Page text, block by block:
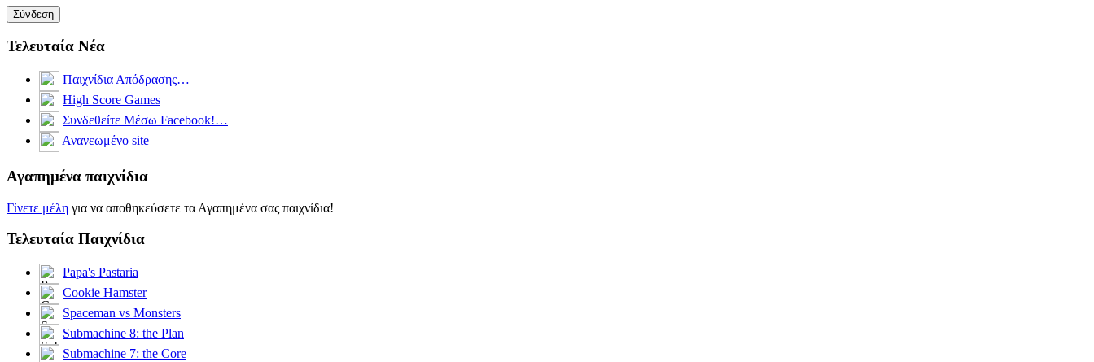
Τελευταία Νέα
Παιχνίδια Απόδρασης…
High Score Games
Συνδεθείτε Μέσω Facebook!…
Ανανεωμένο site
Αγαπημένα παιχνίδια
Γίνετε μέλη για να αποθηκεύσετε τα Αγαπημένα σας παιχνίδια!
Τελευταία Παιχνίδια
Papa's Pastaria
Cookie Hamster
Spaceman vs Monsters
Submachine 8: the Plan
Submachine 7: the Core